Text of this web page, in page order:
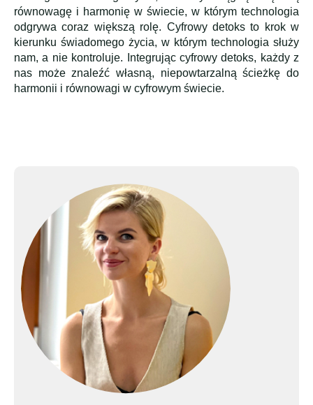
równowagę i harmonię w świecie, w którym technologia
odgrywa coraz większą rolę. Cyfrowy detoks to krok w
kierunku świadomego życia, w którym technologia służy
nam, a nie kontroluje. Integrując cyfrowy detoks, każdy z
nas może znaleźć własną, niepowtarzalną ścieżkę do
harmonii i równowagi w cyfrowym świecie.